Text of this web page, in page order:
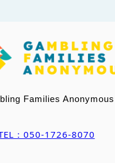
Families Anonymous
：050-1726-8070